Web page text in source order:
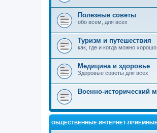
Полезные советы
обо всем, для всех
Туризм и путешествия
как, где и когда можно
Медицина и здоровье
Здоровые советы для всех
Военно-исторический
ОБЩЕСТВЕННЫЕ ИНТЕРНЕТ-ПРИЕМНЫЕ